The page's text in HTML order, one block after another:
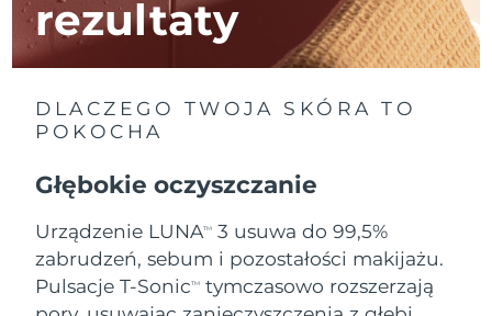
rezultaty
DLACZEGO TWOJA SKÓRA TO
POKOCHA
Głębokie oczyszczanie
Urządzenie LUNATM
3 usuwa do 99,5%
zabrudzeń, sebum i pozostałości makijażu.
Pulsacje T-SonicTM
tymczasowo rozszerzają
Izrael
Oczekiwany czas dostawy
8/16/26
Włochy
Oczekiwany czas dostawy
Japonia
Oczekiwany czas dostawy
Jersey
Oczekiwany czas dostawy
8/17/26
Oczekiwany czas dostawy